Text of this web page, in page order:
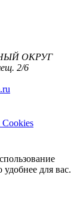
ОКРУГ
2/6
Cookies
для вас.